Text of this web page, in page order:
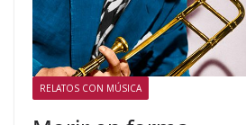
RELATOS CON MÚSICA